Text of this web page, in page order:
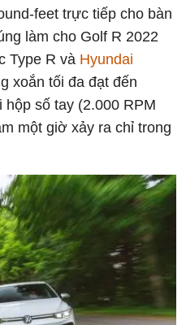
feet trực tiếp cho bàn
làm cho Golf R 2022
Type R và Hyundai
xoắn tối đa đạt đến
số tay (2.000 RPM
một giờ xảy ra chỉ trong